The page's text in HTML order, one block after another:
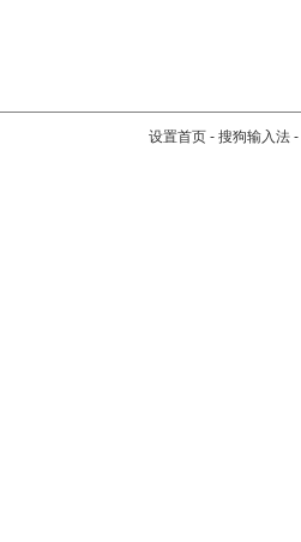
设置首页 - 搜狗输入法 -